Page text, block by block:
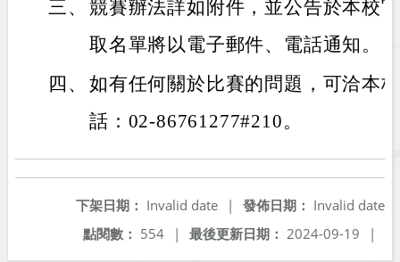
三、 競賽辦法詳如附件，並公告於本校
取名單將以電子郵件、電話通知。
四、 如有任何關於比賽的問題，可洽本
話：02-86761277#210。
發佈日期： Invalid date
下架日期： Invalid date
|
最後更新日期： 2024-09-19 |
點閱數： 554 |